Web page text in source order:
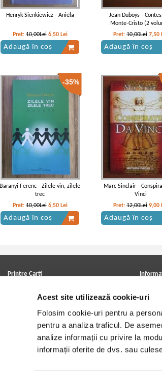
Acest site utilizează cookie-uri
Folosim cookie-uri pentru a
pentru a analiza traficul. De
analize informații cu privire la
informații oferite de dvs. sau
Flaubert - Opere (volumul 3) Flaubert - Opere
Henryk Sienkiewicz - Aniela
Pret: 10,00Lei 6,50 Lei
Adaugă în coș
Jean Duboys -
Monte-Cristo (2
Pret:10,00Lei 7,50
Adaugă în coș
-35%
Baranyi Ferenc - Zilele vin, zilele
trec
Pret: 10,00Lei 6,50 Lei
Adaugă în coș
Marc Sinclair -
Vinci
Pret:12,00Lei 9,00
Adaugă în coș
Printre Carti
Cele mai căutate cărți
Blog Printre Carti
Cărţi sub 5 lei
Cărţi sub 8 lei
Artiști/Trupe
Achizitii
Cum
Politica
Retur
Angajari -